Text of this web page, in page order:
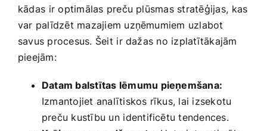
kādas⁢ ir optimālas preču plūsmas stratēģijas, ⁤kas
var‍ palīdzēt​ mazajiem uzņēmumiem uzlabot
savus procesus. Šeit ⁢ir dažas no izplatītākajām
pieejām:
Datam balstītas lēmumu pieņemšana:
Izmantojiet analītiskos rīkus, lai izsekotu
preču kustību un ⁢identificētu tendences.